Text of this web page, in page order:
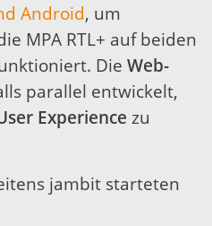
Android, um
MPA RTL+ auf beiden
Die Web-
parallel entwickelt,
Experience zu
jambit starteten